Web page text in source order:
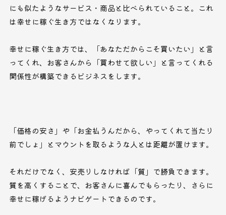
にも似たようなサービス・商品と比べられていること。これ
は幸せに稼ぐ生き方ではなくなります。
幸せに稼ぐ生き方では、「あなただからこそ買いたい」と言
ってくれ、お客さんから「買わせて欲しい」と言ってくれる
関係性が構築できるビジネスをします。
「価格の安さ」や「お金払うんだから、やってくれて当たり
前でしょ」とマウントを取るような人とは距離が置けます。
それだけでなく、安売りしなければ「質」で勝負できます。
質を高くすることで、お客さんに喜んでもらったり、さらに
幸せに稼げるようナビゲートできるのです。